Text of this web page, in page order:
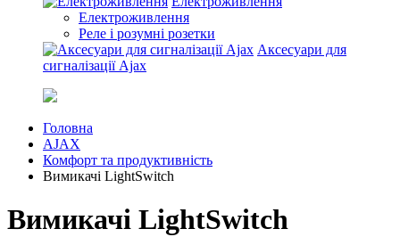
Електроживлення
Реле і розумні розетки
Аксесуари для
сигналізації Ajax
Головна
AJAX
Комфорт та продуктивність
Вимикачі LightSwitch
Вимикачі LightSwitch